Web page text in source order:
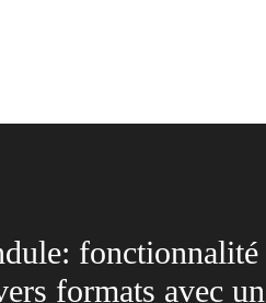
fonctionnalité
formats avec